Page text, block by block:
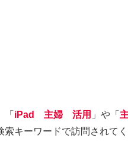
「 iPad 主婦 活用 」や「
索キーワードで訪問されて